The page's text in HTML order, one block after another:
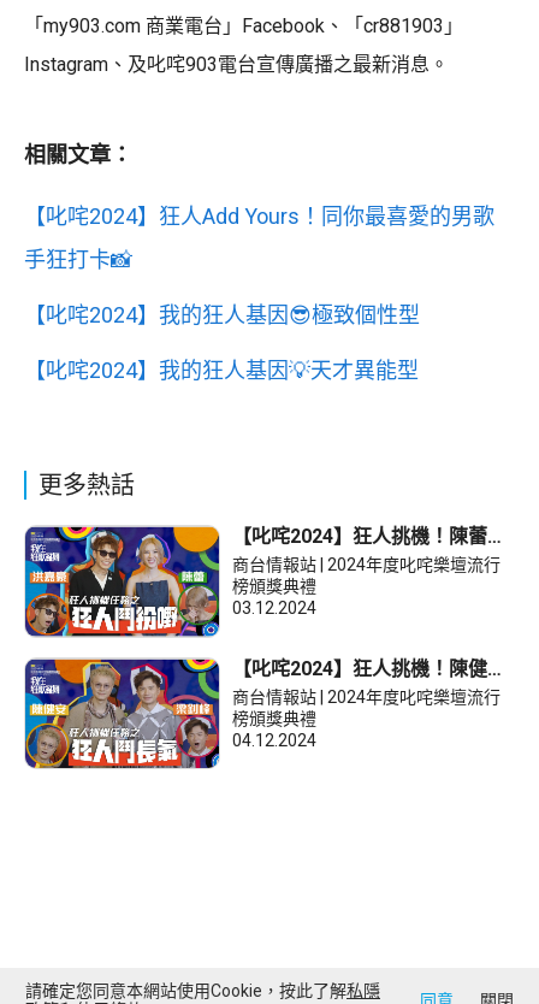
「my903.com 商業電台」Facebook、「cr881903」
Instagram、及叱咤903電台宣傳廣播之最新消息。
相關文章：
【叱咤2024】狂人Add Yours！同你最喜愛的男歌
手狂打卡📸
【叱咤2024】我的狂人基因😎極致個性型
【叱咤2024】我的狂人基因💡天才異能型
更多熱話
【叱咤2024】狂人挑機！陳蕾🆚
洪嘉豪 鬥扮嘢
商台情報站 | 2024年度叱咤樂壇流行
榜頒獎典禮
03.12.2024
【叱咤2024】狂人挑機！陳健安
🆚梁釗峰 鬥長氣
商台情報站 | 2024年度叱咤樂壇流行
榜頒獎典禮
04.12.2024
請確定您同意本網站使用Cookie，按此了解私隱